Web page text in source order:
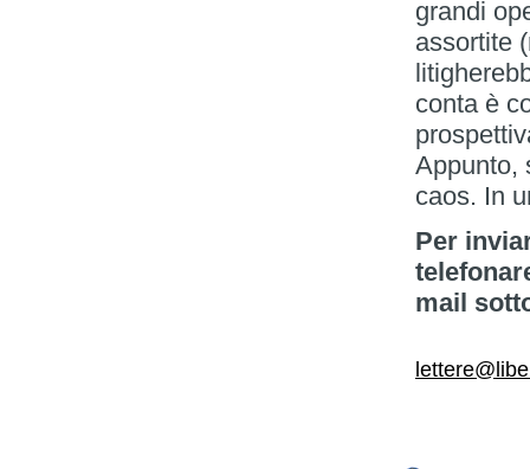
grandi
assortite
conta è
Appunto,
caos. In
Per
mail